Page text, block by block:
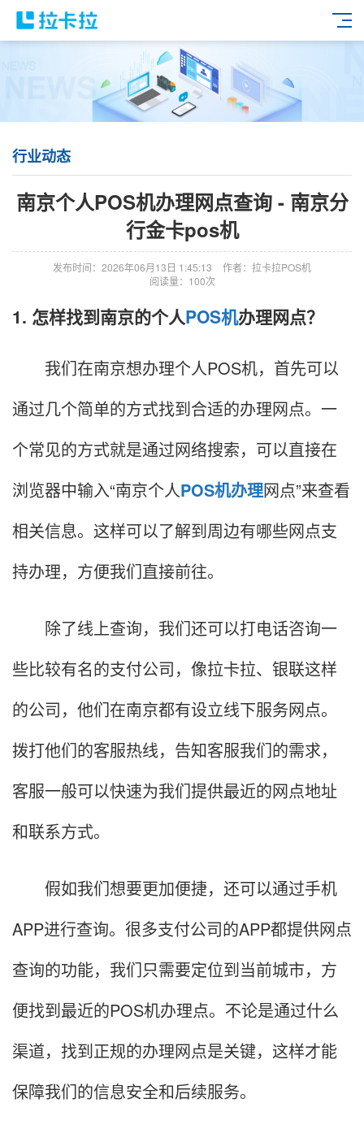
行业动态
南京个人POS机办理网点查询 - 南京分
行金卡pos机
发布时间：2026年06月13日 1:45:13
作者：拉卡拉POS机
阅读量：100次
1. 怎样找到南京的个人POS机办理网点？
我们在南京想办理个人POS机，首先可以
通过几个简单的方式找到合适的办理网点。一
个常见的方式就是通过网络搜索，可以直接在
浏览器中输入“南京个人POS机办理网点”来查看
相关信息。这样可以了解到周边有哪些网点支
持办理，方便我们直接前往。
除了线上查询，我们还可以打电话咨询一
些比较有名的支付公司，像拉卡拉、银联这样
的公司，他们在南京都有设立线下服务网点。
拨打他们的客服热线，告知客服我们的需求，
客服一般可以快速为我们提供最近的网点地址
和联系方式。
假如我们想要更加便捷，还可以通过手机
APP进行查询。很多支付公司的APP都提供网点
查询的功能，我们只需要定位到当前城市，方
便找到最近的POS机办理点。不论是通过什么
渠道，找到正规的办理网点是关键，这样才能
保障我们的信息安全和后续服务。